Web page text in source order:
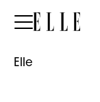
Elle
Elle